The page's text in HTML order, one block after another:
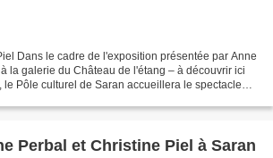
Dans le cadre de l'exposition présentée par Anne
la galerie du Château de l'étang – à découvrir ici
le Pôle culturel de Saran accueillera le spectacle
Perbal et Christine Piel à Saran